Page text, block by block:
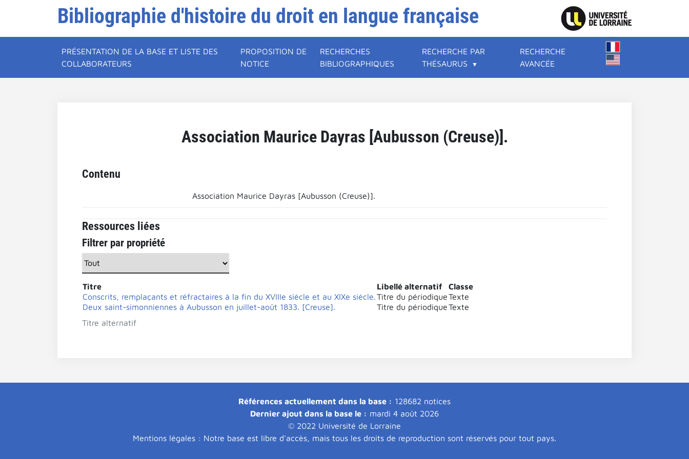
Bibliographie d'histoire du droit en langue française
PRÉSENTATION DE LA BASE ET LISTE DES
COLLABORATEURS
PROPOSITION DE
NOTICE
RECHERCHES
BIBLIOGRAPHIQUES
RECHERCHE PAR
THÉSAURUS
RECHERCHE
AVANCÉE
Association Maurice Dayras [Aubusson (Creuse)].
Contenu
Association Maurice Dayras [Aubusson (Creuse)].
Ressources liées
Filtrer par propriété
Titre alternatif
Titre Libellé alternatif
Classe
Conscrits, remplaçants et réfractaires à la fin du XVIIIe siècle et au XIXe siècle.Titre du périodiqueTexte
Deux saint-simonniennes à Aubusson en juillet-août 1833. [Creuse].
Titre du périodiqueTexte
Références actuellement dans la base : 128682 notices
Dernier ajout dans la base le : mardi 4 août 2026
© 2022 Université de Lorraine
Mentions légales : Notre base est libre d'accès, mais tous les droits de reproduction sont réservés pour tout pays.